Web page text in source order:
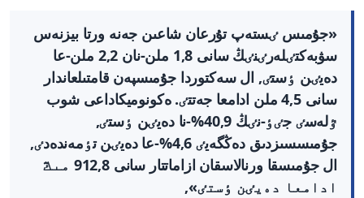
«جۇمىس ٸستەپ تۇرعان شاعىن جەنە ورتا بيزنەس
سۋبەكتٸلەرٸنٸڭ سانى 1,8 ملن-نان 2,2 ملن-عا
دەيٸن ٶستٸ, ال سەكتوردا جۇمىسپەن قامتىلعاندار
سانى 4,5 ملن ادامعا جەتتٸ. ەكونوميكاداعى شوب
ٷلەسٸ جٸٶ-نٸڭ 40,9%-نا دەيٸن ٶستٸ,
جۇمىسسىزدىق دەڭگەيٸ 4,6%-عا دەيٸن تٶمەندەدٸ,
ال جۇمىسقا ورنالاسقان ازاماتتار سانى 912,8 مىڭ
ادامعا دەيٸن ٶستٸ»,